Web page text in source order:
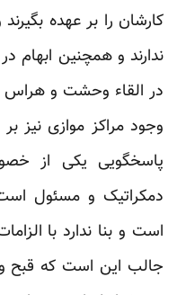
کارشان را بر عهده
ندارند و همچنین ابهام
در القاء وحشت و هراس
وجود مراکز موازی نیز
پاسخگویی یکی از
دمکراتیک و مسئول
است و بنا ندارد با
جالب این است که قبح